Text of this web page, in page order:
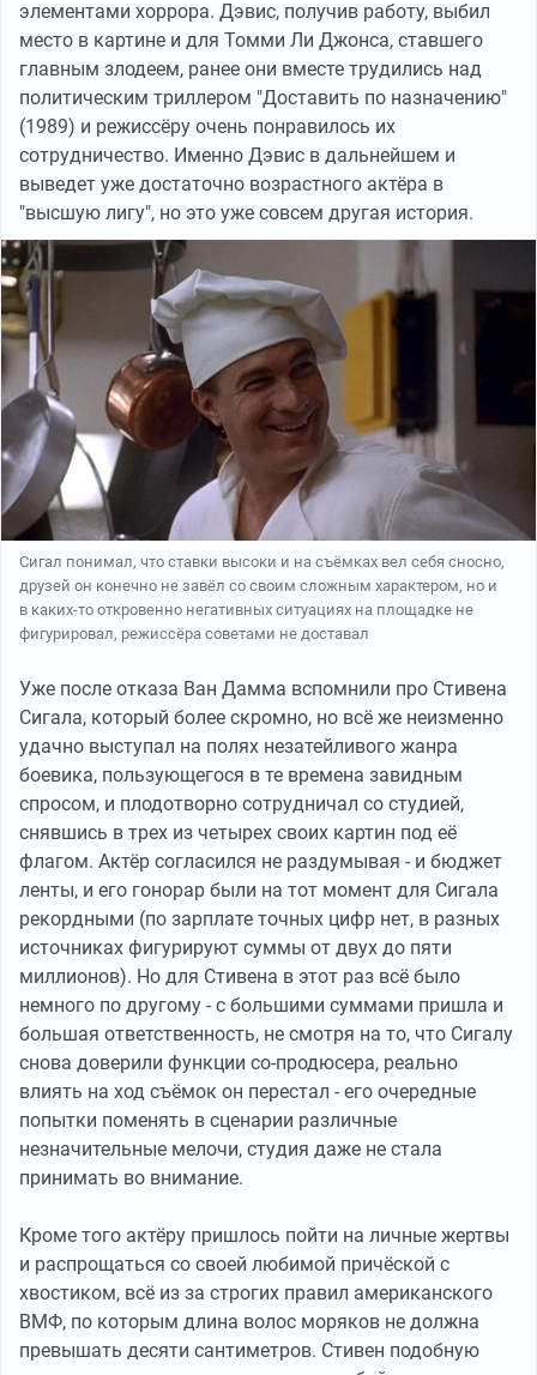
элементами хоррора. Дэвис, получив работу, выбил
место в картине и для Томми Ли Джонса, ставшего
главным злодеем, ранее они вместе трудились над
политическим триллером "Доставить по назначению"
(1989) и режиссёру очень понравилось их
сотрудничество. Именно Дэвис в дальнейшем и
выведет уже достаточно возрастного актёра в
"высшую лигу", но это уже совсем другая история.
Сигал понимал, что ставки высоки и на съёмках вел себя сносно,
друзей он конечно не завёл со своим сложным характером, но и
в каких-то откровенно негативных ситуациях на площадке не
фигурировал, режиссёра советами не доставал
Уже после отказа Ван Дамма вспомнили про Стивена
Сигала, который более скромно, но всё же неизменно
удачно выступал на полях незатейливого жанра
боевика, пользующегося в те времена завидным
спросом, и плодотворно сотрудничал со студией,
снявшись в трех из четырех своих картин под её
флагом. Актёр согласился не раздумывая - и бюджет
ленты, и его гонорар были на тот момент для Сигала
рекордными (по зарплате точных цифр нет, в разных
источниках фигурируют суммы от двух до пяти
миллионов). Но для Стивена в этот раз всё было
немного по другому - с большими суммами пришла и
большая ответственность, не смотря на то, что Сигалу
снова доверили функции со-продюсера, реально
влиять на ход съёмок он перестал - его очередные
попытки поменять в сценарии различные
незначительные мелочи, студия даже не стала
принимать во внимание.
Кроме того актёру пришлось пойти на личные жертвы
и распрощаться со своей любимой причёской с
хвостиком, всё из за строгих правил американского
ВМФ, по которым длина волос моряков не должна
превышать десяти сантиметров. Стивен подобную